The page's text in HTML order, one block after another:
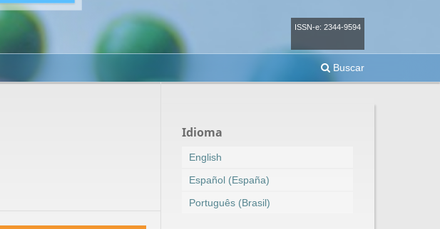
ISSN-e: 2344-9594
Buscar
Idioma
English
Español (España)
Português (Brasil)